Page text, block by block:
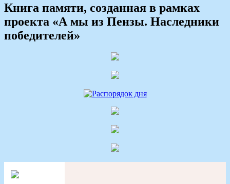
Книга памяти, созданная в рамках
проекта «А мы из Пензы. Наследники
победителей»